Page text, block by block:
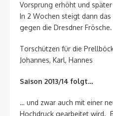
Vorsprung erhöht und
In 2 Wochen steigt dann
gegen die Dresdner Frösche.
Torschützen für die
Johannes, Karl, Hannes
Saison 2013/14 folgt…
… und zwar auch mit einer
Hochdruck gearbeitet wird.